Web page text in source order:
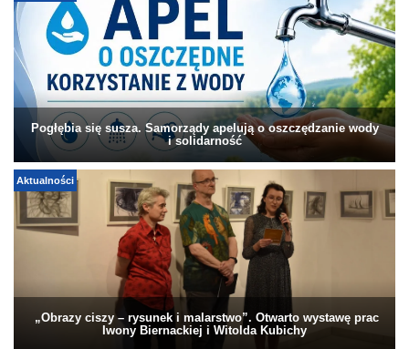
Pogłębia się susza. Samorządy apelują o oszczędzanie wody
i solidarność
Aktualności
„Obrazy ciszy – rysunek i malarstwo”. Otwarto wystawę prac
Iwony Biernackiej i Witolda Kubichy